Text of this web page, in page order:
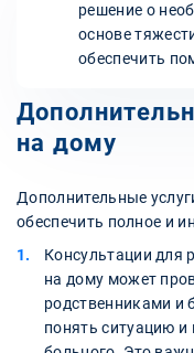
решение о
основе
обеспечить
на дому
Дополнительные
обеспечить полное и
Консультации для
на дому может
родственниками и
понять ситуацию